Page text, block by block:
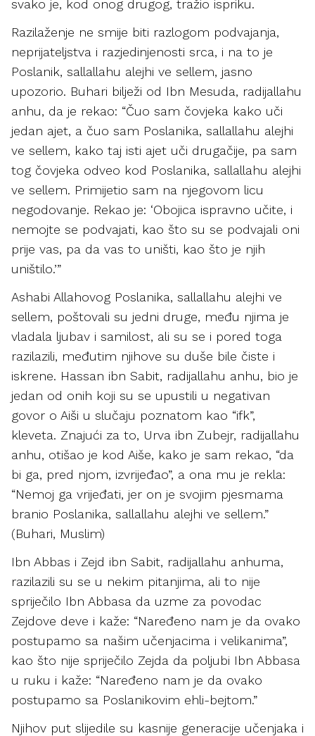
svako je, kod onog drugog, tražio ispriku.
Razilaženje ne smije biti razlogom podvajanja,
neprijateljstva i razjedinjenosti srca, i na to je
Poslanik, sallallahu alejhi ve sellem, jasno
upozorio. Buhari bilježi od Ibn Mesuda, radijallahu
anhu, da je rekao: “Čuo sam čovjeka kako uči
jedan ajet, a čuo sam Poslanika, sallallahu alejhi
ve sellem, kako taj isti ajet uči drugačije, pa sam
tog čovjeka odveo kod Poslanika, sallallahu alejhi
ve sellem. Primijetio sam na njegovom licu
negodovanje. Rekao je: ‘Obojica ispravno učite, i
nemojte se podvajati, kao što su se podvajali oni
prije vas, pa da vas to uništi, kao što je njih
uništilo.’”
Ashabi Allahovog Poslanika, sallallahu alejhi ve
sellem, poštovali su jedni druge, među njima je
vladala ljubav i samilost, ali su se i pored toga
razilazili, međutim njihove su duše bile čiste i
iskrene. Hassan ibn Sabit, radijallahu anhu, bio je
jedan od onih koji su se upustili u negativan
govor o Aiši u slučaju poznatom kao “ifk”,
kleveta. Znajući za to, Urva ibn Zubejr, radijallahu
anhu, otišao je kod Aiše, kako je sam rekao, “da
bi ga, pred njom, izvrijeđao”, a ona mu je rekla:
“Nemoj ga vrijeđati, jer on je svojim pjesmama
branio Poslanika, sallallahu alejhi ve sellem.”
(Buhari, Muslim)
Ibn Abbas i Zejd ibn Sabit, radijallahu anhuma,
razilazili su se u nekim pitanjima, ali to nije
spriječilo Ibn Abbasa da uzme za povodac
Zejdove deve i kaže: “Naređeno nam je da ovako
postupamo sa našim učenjacima i velikanima”,
kao što nije spriječilo Zejda da poljubi Ibn Abbasa
u ruku i kaže: “Naređeno nam je da ovako
postupamo sa Poslanikovim ehli-bejtom.”
Njihov put slijedile su kasnije generacije učenjaka i